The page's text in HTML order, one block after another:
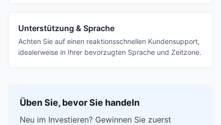
Unterstützung & Sprache
Achten Sie auf einen reaktionsschnellen Kundensupport,
idealerweise in Ihrer bevorzugten Sprache und Zeitzone.
Üben Sie, bevor Sie handeln
Neu im Investieren? Gewinnen Sie zuerst